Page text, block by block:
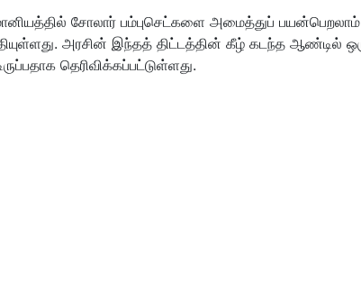
சோலார் பம்புசெட்களை அமைத்துப்
அரசின் இந்தத் திட்டத்தின் கீழ் கடந்த ஆண்டில்
தெரிவிக்கப்பட்டுள்ளது.